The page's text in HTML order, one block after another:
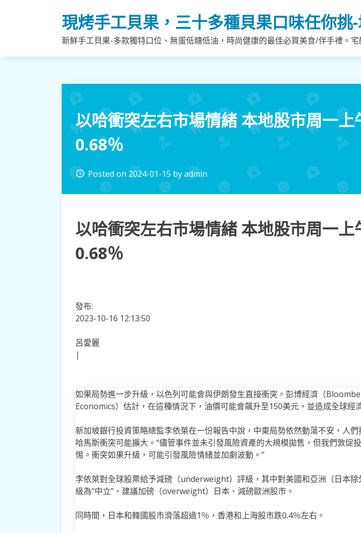
現烤手工貝果，三十多種貝果口味任你挑
新鮮手工貝果-多款獨特口位、無蛋低糖低油，時尚健康的最佳必買美食/伴手禮。
以哈衝突左右市場情緒 本地股市周一上
0.68％
access_time Posted on2024-01-15 byadmin
以哈衝突左右市場情緒 本地股市周一上
0.68％
發布:
2023-10-16 12:13:50
呂愛麗
|
如果局勢進一步升級，以色列可能會與伊朗發生直接衝突。彭博經濟（
Economics）估計，在這種情況下，油價可能會飆升至150美元，並造成全球經
新加坡銀行投資策略總監李依萊在一份報告中說，中東局勢依然動蕩不安，人
哈馬斯衝突可能擴大。“儘管事件並未引發風險資產的大規模拋售，但我們敦促
惕。衝突如果升級，可能引發風險情緒並加劇波動。”
李依萊對全球股票給予減磅（underweight）評級，其中對美國和亞洲（日本除
級為“中立”，建議加磅（overweight）日本、減磅歐洲股市。
同時間，日本和韓國股市滑落超過1％，香港和上海股市跌0.4％左右。